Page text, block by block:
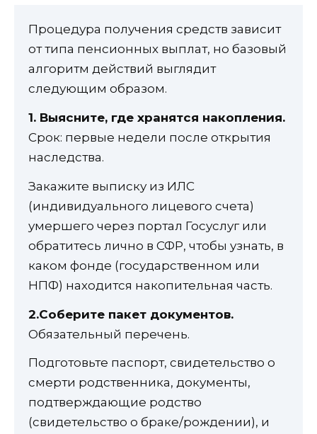
Процедура получения средств зависит
от типа пенсионных выплат, но базовый
алгоритм действий выглядит
следующим образом.
1. Выясните, где хранятся накопления.
Срок: первые недели после открытия
наследства.
Закажите выписку из ИЛС
(индивидуального лицевого счета)
умершего через портал Госуслуг или
обратитесь лично в СФР, чтобы узнать, в
каком фонде (государственном или
НПФ) находится накопительная часть.
2.Соберите пакет документов.
Обязательный перечень.
Подготовьте паспорт, свидетельство о
смерти родственника, документы,
подтверждающие родство
(свидетельство о браке/рождении), и